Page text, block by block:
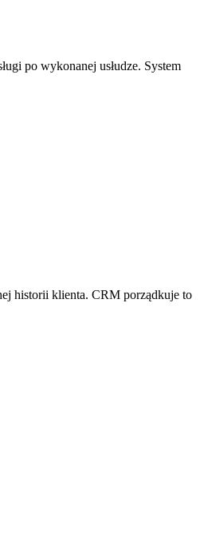
po wykonanej usłudze. System
historii klienta. CRM porządkuje to